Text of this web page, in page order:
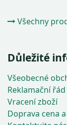
Všechny
Důležité
Všeobecné
Reklamační řád
Vracení zboží
Doprava cena